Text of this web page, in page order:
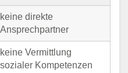
keine direkte
Ansprechpartner
keine Vermittlung
sozialer Kompetenzen